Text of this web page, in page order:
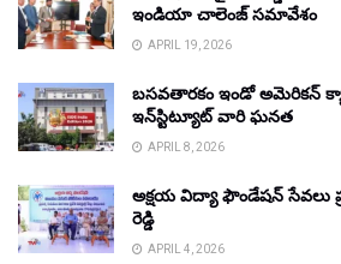
ఇండియా చాలెంజ్ సమావేశం
APRIL 19, 2026
బసవతారకం ఇండో అమెరికన్
ఇన్‌స్టిట్యూట్ వారి ఘనత
APRIL 8, 2026
అక్షయ విద్యా ఫౌండేషన్ సేవలు
రెడ్డి
APRIL 4, 2026